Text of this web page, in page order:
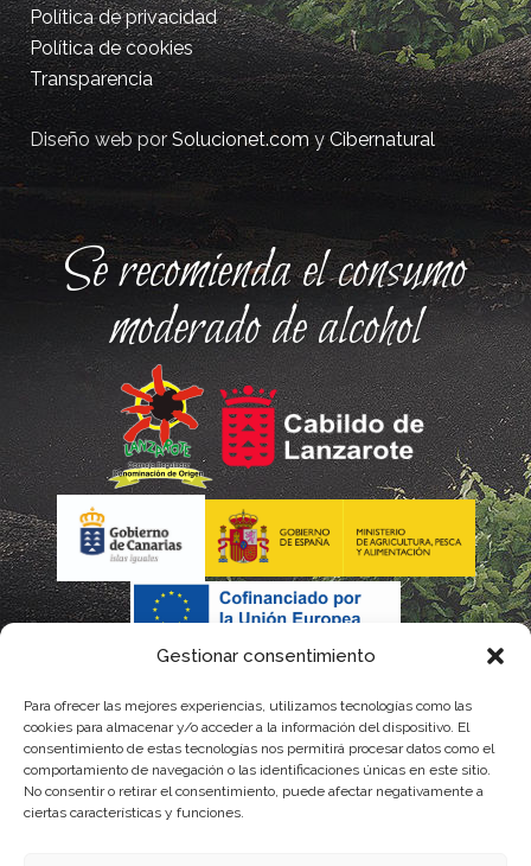
Gestionar consentimiento
Para ofrecer las mejores experiencias, utilizamos tecnologías como las
cookies para almacenar y/o acceder a la información del dispositivo. El
consentimiento de estas tecnologías nos permitirá procesar datos como el
comportamiento de navegación o las identificaciones únicas en este sitio.
No consentir o retirar el consentimiento, puede afectar negativamente a
ciertas características y funciones.
Política de privacidad
Política de cookies
Transparencia
Diseño web porSolucionet.comyCibernatural
Se recomienda el consumo
moderado de alcohol
La gestión de la DOP Lanzarote realizada por este Consejo Regulador es financiada,